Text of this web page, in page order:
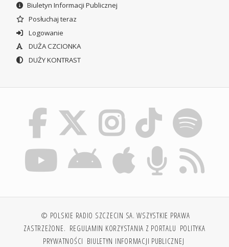
Biuletyn Informacji Publicznej
Posłuchaj teraz
Logowanie
DUŻA CZCIONKA
DUŻY KONTRAST
© POLSKIE RADIO SZCZECIN SA. WSZYSTKIE PRAWA
ZASTRZEŻONE. REGULAMIN KORZYSTANIA Z PORTALU POLITYKA
PRYWATNOŚCI BIULETYN INFORMACJI PUBLICZNEJ